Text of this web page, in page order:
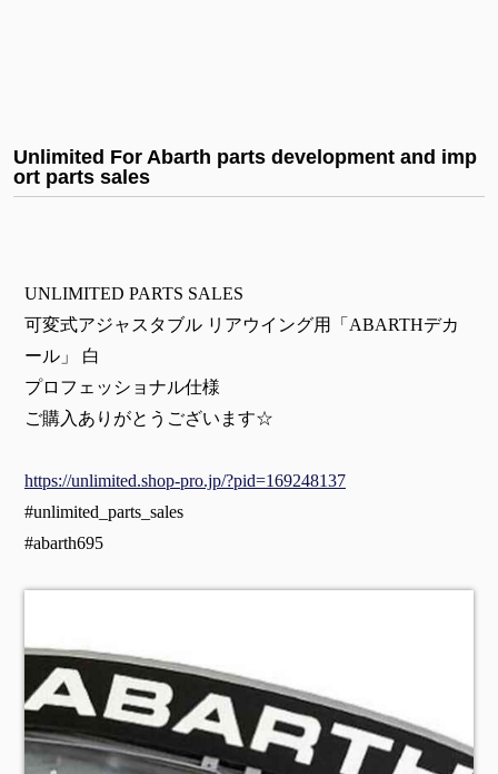
Unlimited For Abarth parts development and imp
ort parts sales
UNLIMITED PARTS SALES
可変式アジャスタブル リアウイング用「ABARTHデカ
ール」 白
プロフェッショナル仕様
ご購入ありがとうございます☆
https://unlimited.shop-pro.jp/?pid=169248137
#unlimited_parts_sales
#abarth695